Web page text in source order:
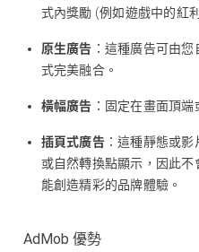
式內獎勵 (例如遊戲中的紅
原生廣告 ：這種廣告可由
式完美融合。
橫幅廣告 ：固定在畫面頂
插頁式廣告：這種靜態或影
或自然轉換點顯示，因此
能創造精彩的品牌體驗。
AdMob 優勢